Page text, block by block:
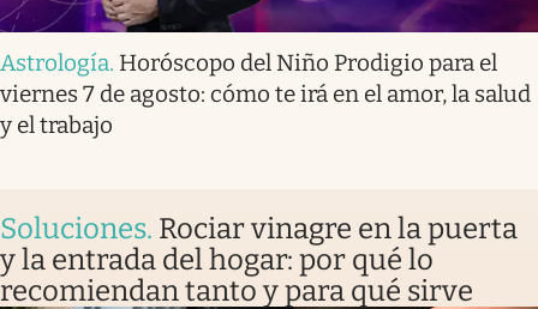
Astrología. Horóscopo del Niño Prodigio para el
viernes 7 de agosto: cómo te irá en el amor, la salud
y el trabajo
Soluciones. Rociar vinagre en la puerta
y la entrada del hogar: por qué lo
recomiendan tanto y para qué sirve